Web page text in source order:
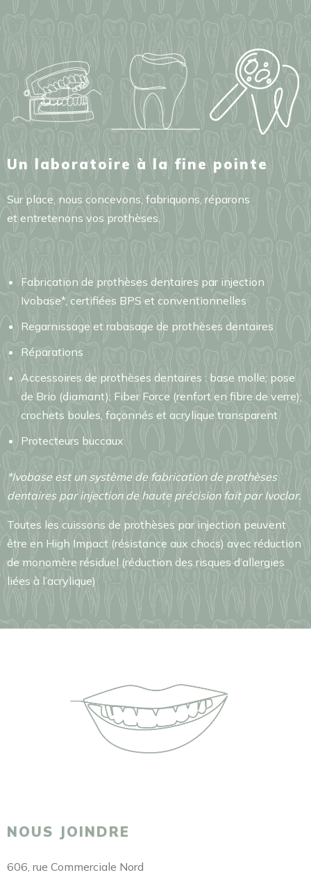
Un laboratoire à la fine pointe
Sur place, nous concevons, fabriquons, réparons
et entretenons vos prothèses.
Fabrication de prothèses dentaires par injection
Ivobase*, certifiées BPS et conventionnelles
Regarnissage et rabasage de prothèses dentaires
Réparations
Accessoires de prothèses dentaires : base molle; pose
de Brio (diamant); Fiber Force (renfort en fibre de verre);
crochets boules, façonnés et acrylique transparent
Protecteurs buccaux
*Ivobase est un système de fabrication de prothèses
dentaires par injection de haute précision fait par Ivoclar.
Toutes les cuissons de prothèses par injection peuvent
être en High Impact (résistance aux chocs) avec réduction
de monomère résiduel (réduction des risques d’allergies
liées à l’acrylique)
NOUS JOINDRE
606, rue Commerciale Nord